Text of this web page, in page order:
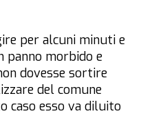
per alcuni minuti e
morbido e
dovesse sortire
del comune
caso esso va diluito